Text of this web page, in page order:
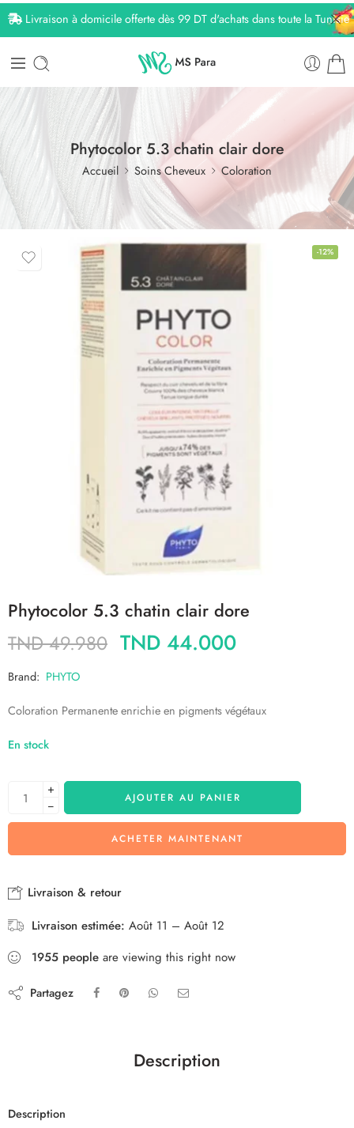
Livraison à domicile offerte dès 99 DT d'achats dans toute la Tunisie
Phytocolor 5.3 chatin clair dore
Accueil Soins Cheveux Coloration
-12%
Phytocolor 5.3 chatin clair dore
TND49.980 TND 44.000
Brand: PHYTO
Coloration Permanente enrichie en pigments végétaux
En stock
+
−
AJOUTER AU PANIER
ACHETER MAINTENANT
Livraison & retour
Livraison estimée: Août 11 – Août 12
1955 people are viewing this right now
Partagez
Description
Description